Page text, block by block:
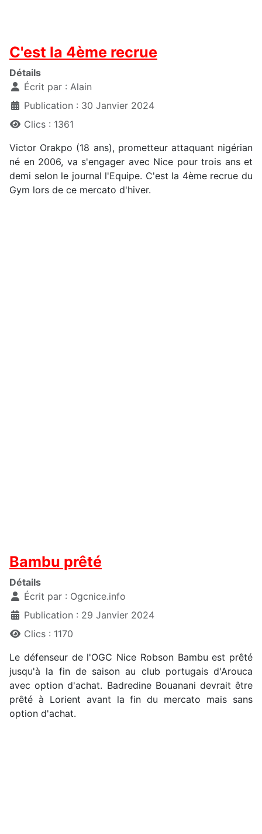
C'est la 4ème recrue
Détails
Écrit par : Alain
Publication : 30 Janvier 2024
Clics : 1361
Victor Orakpo (18 ans), prometteur attaquant nigérian
né en 2006, va s'engager avec Nice pour trois ans et
demi selon le journal l'Equipe. C'est la 4ème recrue du
Gym lors de ce mercato d'hiver.
Bambu prêté
Détails
Écrit par : Ogcnice.info
Publication : 29 Janvier 2024
Clics : 1170
Le défenseur de l'OGC Nice Robson Bambu est prêté
jusqu'à la fin de saison au club portugais d'Arouca
avec option d'achat. Badredine Bouanani devrait être
prêté à Lorient avant la fin du mercato mais sans
option d'achat.